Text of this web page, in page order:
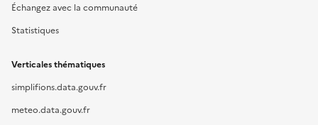
Échangez avec la communauté
Statistiques
Verticales thématiques
simplifions.data.gouv.fr
meteo.data.gouv.fr